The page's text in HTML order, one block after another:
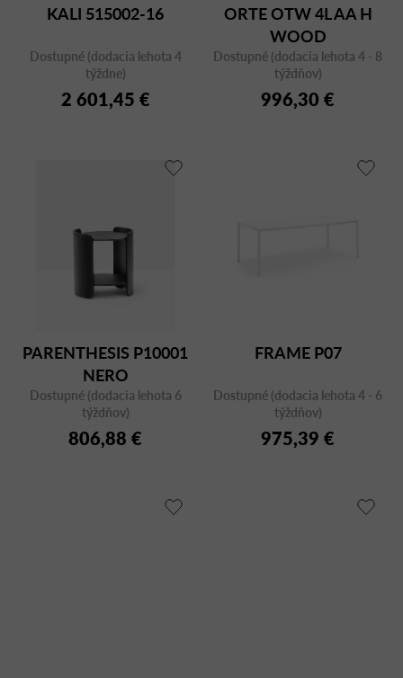
KALI 515002-16
Dostupné (dodacia lehota 4
týždne)
2 601,45 €
ORTE OTW 4L AA H
WOOD
Dostupné (dodacia lehota 4 - 8
týždňov)
996,30 €
PARENTHESIS P10001
NERO
Dostupné (dodacia lehota 6
týždňov)
806,88 €
FRAME P07
Dostupné (dodacia lehota 4 - 6
týždňov)
975,39 €